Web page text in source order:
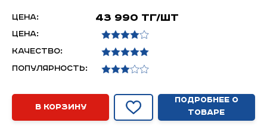
Цена: 43 990 тг/шт
Цена:
Качество:
Популярность:
В корзину
Подробнее о
товаре